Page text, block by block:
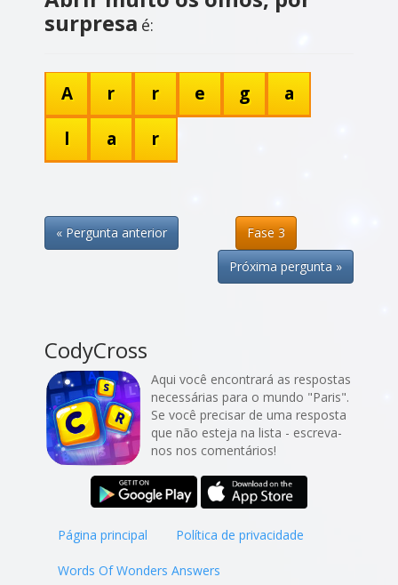
surpresa é:
A r r e g
a
l
a r
« Pergunta anterior
Fase 3
Próxima pergunta »
CodyCross
Aqui você encontrará as respostas
necessárias para o mundo "Paris".
Se você precisar de uma resposta
que não esteja na lista - escreva-
nos nos comentários!
Página principal Política de privacidade
Words Of Wonders Answers